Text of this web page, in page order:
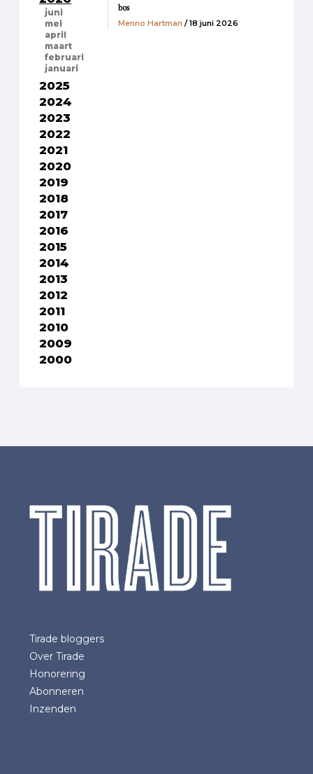
juni
mei
april
maart
februari
januari
2025
2024
2023
2022
2021
2020
2019
2018
2017
2016
2015
2014
2013
2012
2011
2010
2009
2000
bos
Menno Hartman / 18 juni 2026
Tirade bloggers
Over Tirade
Honorering
Abonneren
Inzenden